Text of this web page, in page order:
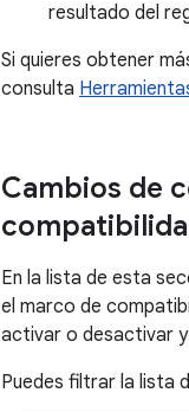
resultado del
Si quieres obtener
consulta
Cambios de
En la lista de esta
el marco de
activar o desactivar y
Puedes filtrar la lista